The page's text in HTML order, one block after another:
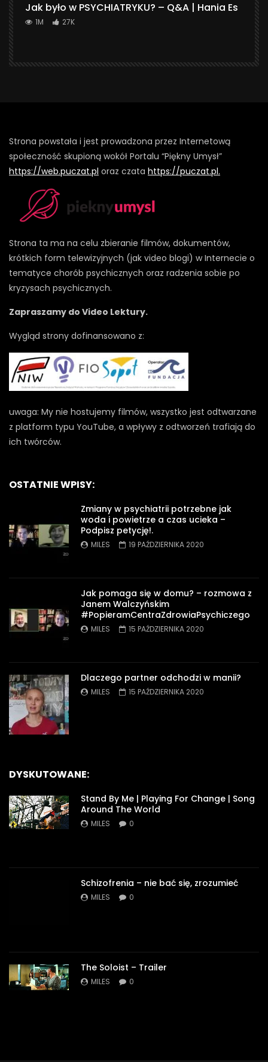
Jak było w PSYCHIATRYKU? – Q&A | Hania Es
1M 27K
Strona powstała i jest prowadzona przez Internetową
społeczność skupioną wokół Portalu “Piękny Umysł”
https://web.puczat.pl oraz czata https://puczat.pl.
Strona ta ma na celu zbieranie filmów, dokumentów,
krótkich form telewizyjnych (jak video blogi) w Internecie o
tematyce chorób psychicznych oraz radzenia sobie po
kryzysach psychicznych.
Zapraszamy do Video Lektury.
Wygląd strony dofinansowano z:
uwaga: My nie hostujemy filmów, wszystko jest odtwarzane
z platform typu YouTube, a wpływy z odtworzeń trafiają do
ich twórców.
OSTATNIE WPISY:
Zmiany w psychiatrii potrzebne jak
woda i powietrze a czas ucieka –
Podpisz petycję!.
MILES 19 PAŹDZIERNIKA 2020
Jak pomaga się w domu? – rozmowa z
Janem Walczyńskim
#PopieramCentraZdrowiaPsychiczego
MILES 15 PAŹDZIERNIKA 2020
Dlaczego partner odchodzi w manii?
MILES 15 PAŹDZIERNIKA 2020
DYSKUTOWANE:
Stand By Me | Playing For Change | Song
Around The World
MILES 0
Schizofrenia – nie bać się, zrozumieć
MILES 0
The Soloist – Trailer
MILES 0